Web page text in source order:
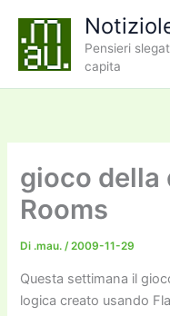
contenuto
Pensieri
capita
gioco della
Rooms
Di .mau./2009-11-29
Questa settimana il
logica creato usando